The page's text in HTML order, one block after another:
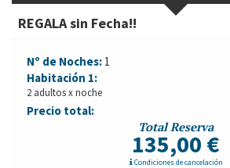
REGALA sin Fecha!!
Nº de Noches: 1
Habitación 1:
2 adultos x noche
Precio total:
Total Reserva
135,00 €
Condiciones de cancelación